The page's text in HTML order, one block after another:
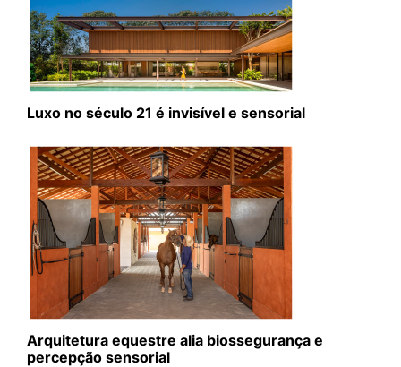
Luxo no século 21 é invisível e sensorial
Arquitetura equestre alia biossegurança e
percepção sensorial